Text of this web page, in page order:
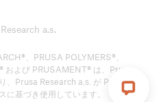
a.s.
、PRUSA POLYMERS®、
よび PRUSAMENT® は、Prusa
、Prusa Research a.s. が Prusa
基づき使用しています。